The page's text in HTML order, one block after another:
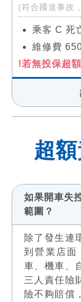
(符合國道事故
乘客 C 死
維修費
!若無投保超
超
如果開車失
範圍？
除了發生連
到營業店面
車、機車、
三人責任險
險不夠賠償